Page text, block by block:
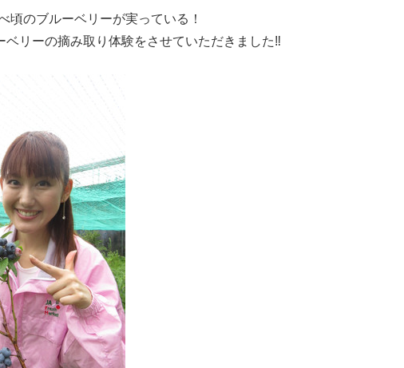
頃のブルーベリーが実っている！
リーの摘み取り体験をさせていただきました‼